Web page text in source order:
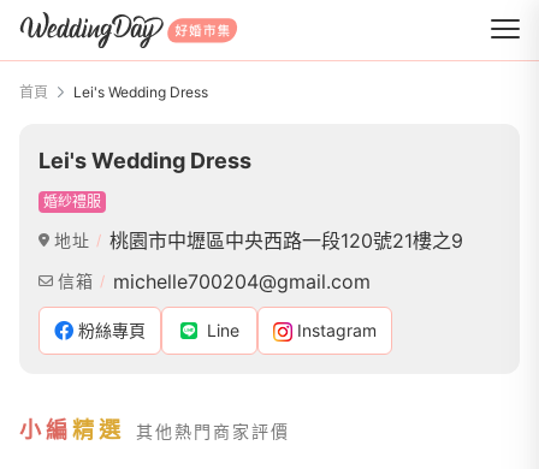
WeddingDay 好婚市集
首頁 Lei's Wedding Dress
Lei's Wedding Dress
婚紗禮服
地址 桃園市中壢區中央西路一段120號21樓之9
信箱 michelle700204@gmail.com
粉絲專頁 Line Instagram
小編精選 其他熱門商家評價